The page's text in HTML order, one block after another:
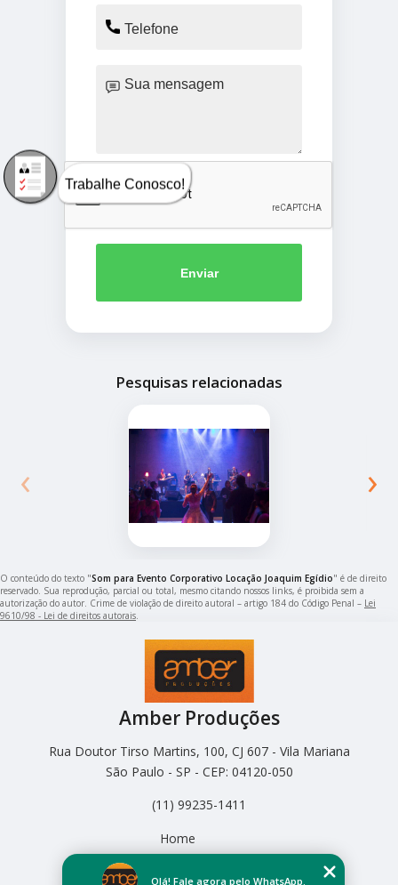
Enviar
Pesquisas relacionadas
‹ ›
O conteúdo do texto "Som para Evento Corporativo Locação Joaquim Egídio" é de direito
reservado. Sua reprodução, parcial ou total, mesmo citando nossos links, é proibida sem a
autorização do autor. Crime de violação de direito autoral – artigo 184 do Código Penal – Lei
9610/98 - Lei de direitos autorais.
Amber Produções
Rua Doutor Tirso Martins, 100, CJ 607 - Vila Mariana
São Paulo - SP - CEP: 04120-050
(11) 99235-1411
Home
Empresa
Missão
Olá! Fale agora pelo WhatsApp.
Trabalhe Conosco!